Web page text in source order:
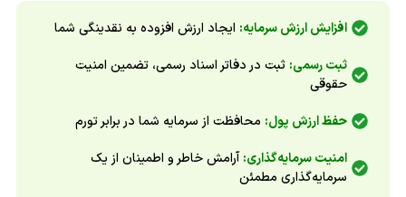
افزایش ارزش سرمایه: ایجاد ارزش افزوده به نقدینگی شما
ثبت رسمی: ثبت در دفاتر اسناد رسمی، تضمین امنیت
حقوقی
حفظ ارزش پول: محافظت از سرمایه شما در برابر تورم
امنیت سرمایه‌گذاری:آرامش خاطر و اطمینان از یک
سرمایه‌گذاری مطمئن